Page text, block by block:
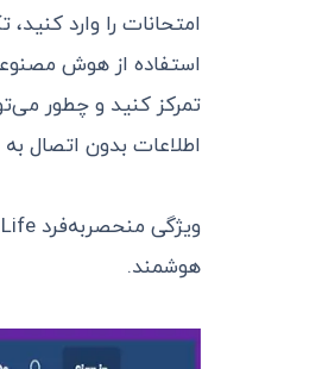
امتحانات را وارد
استفاده از هوش
تمرکز کنید و چطور
اطلاعات بدون اتصال
هوشمند.